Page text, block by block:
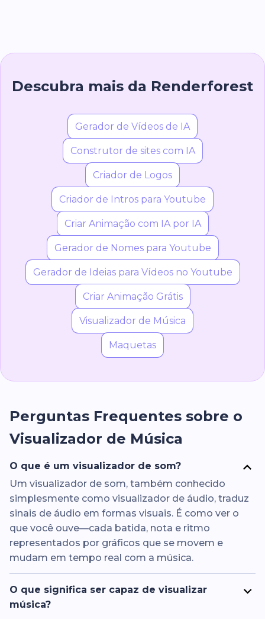
Descubra mais da Renderforest
Gerador de Vídeos de IA
Construtor de sites com IA
Criador de Logos
Criador de Intros para Youtube
Criar Animação com IA por IA
Gerador de Nomes para Youtube
Gerador de Ideias para Vídeos no Youtube
Criar Animação Grátis
Visualizador de Música
Maquetas
Perguntas Frequentes sobre o
Visualizador de Música
O que é um visualizador de som?
Um visualizador de som, também conhecido
simplesmente como visualizador de áudio, traduz
sinais de áudio em formas visuais. É como ver o
que você ouve—cada batida, nota e ritmo
representados por gráficos que se movem e
mudam em tempo real com a música.
O que significa ser capaz de visualizar
música?